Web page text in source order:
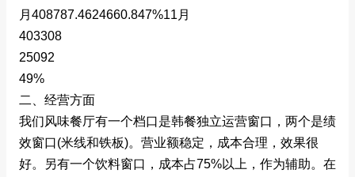
月408787.4624660.847%11月
403308
25092
49%
二、经营方面
我们风味餐厅有一个档口是韩餐独立运营窗口，两个是绩
效窗口(米线和铁板)。营业额稳定，成本合理，效果很
好。另有一个饮料窗口，成本占75%以上，作为辅助。在